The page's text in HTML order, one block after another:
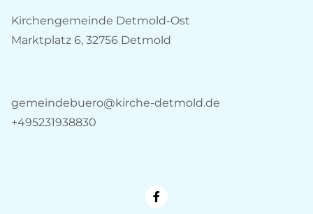
Kirchengemeinde Detmold-Ost
Marktplatz 6, 32756 Detmold
gemeindebuero@kirche-detmold.de
+495231938830